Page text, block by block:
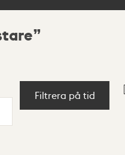
Filtrera på tid